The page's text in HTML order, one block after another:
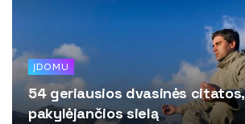
ĮDOMU
54 geriausios dvasinės citatos,
pakylėjančios sielą